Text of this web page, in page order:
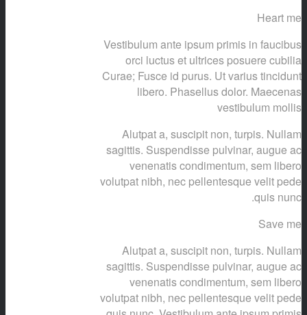
Heart me
Vestibulum ante ipsum primis in faucibus
orci luctus et ultrices posuere cubilia
Curae; Fusce id purus. Ut varius tincidunt
libero. Phasellus dolor. Maecenas
vestibulum mollis
Alutpat a, suscipit non, turpis. Nullam
sagittis. Suspendisse pulvinar, augue ac
venenatis condimentum, sem libero
volutpat nibh, nec pellentesque velit pede
quis nunc.
Save me
Alutpat a, suscipit non, turpis. Nullam
sagittis. Suspendisse pulvinar, augue ac
venenatis condimentum, sem libero
volutpat nibh, nec pellentesque velit pede